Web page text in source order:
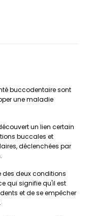
buccodentaire sont
une maladie
un lien certain
buccales et
déclenchées par
deux conditions
qui signifie qu'il est
et de se empêcher